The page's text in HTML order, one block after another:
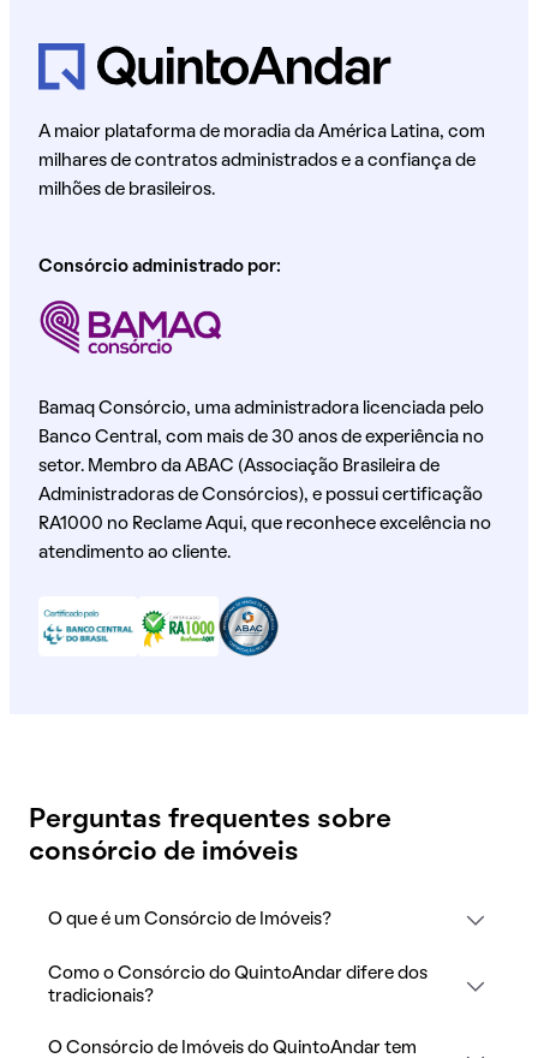
A maior plataforma de moradia da América Latina, com
milhares de contratos administrados e a confiança de
milhões de brasileiros.
Consórcio administrado por:
Bamaq Consórcio, uma administradora licenciada pelo
Banco Central, com mais de 30 anos de experiência no
setor. Membro da ABAC (Associação Brasileira de
Administradoras de Consórcios), e possui certificação
RA1000 no Reclame Aqui, que reconhece excelência no
atendimento ao cliente.
Perguntas frequentes sobre
consórcio de imóveis
O que é um Consórcio de Imóveis?
Como o Consórcio do QuintoAndar difere dos
tradicionais?
O Consórcio de Imóveis do QuintoAndar tem